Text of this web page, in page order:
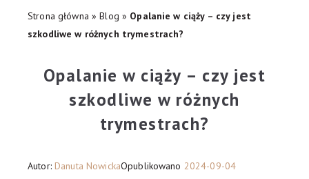
Strona główna »Blog » Opalanie w ciąży – czy jest
szkodliwe w różnych trymestrach?
Opalanie w ciąży – czy jest
szkodliwe w różnych
trymestrach?
Autor: Danuta NowickaOpublikowano 2024-09-04